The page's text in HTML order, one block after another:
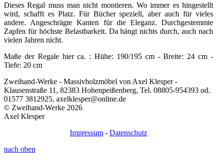
Dieses Regal muss man nicht montieren. Wo immer es hingestellt
wird, schafft es Platz. Für Bücher speziell, aber auch für vieles
andere. Angeschrägte Kanten für die Eleganz. Durchgestemmte
Zapfen für höchste Belastbarkeit. Da hängt nichts durch, auch nach
vielen Jahren nicht.
Maße der Regale hier ca. : Hühe: 190/195 cm - Breite: 24 cm -
Tiefe: 20 cm
Zweihand-Werke - Massivholzmöbel von Axel Klesper -
Klausenstraße 11, 82383 Hohenpeißenberg, Tel. 08805-954393 od.
01577 3812925, axelklesper@online.de
© Zweihand-Werke 2026
Axel Klesper
Impressum - Datenschutz
nach oben